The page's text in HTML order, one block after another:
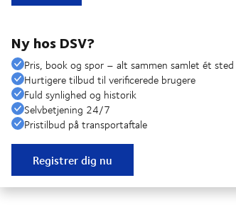
Ny hos DSV?
Pris, book og spor – alt sammen samlet ét sted
Hurtigere tilbud til verificerede brugere
Fuld synlighed og historik
Selvbetjening 24/7
Pristilbud på transportaftale
Registrer dig nu